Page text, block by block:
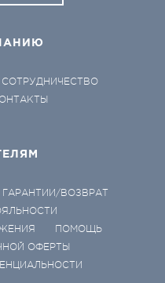
СОТРУДНИЧЕСТВО
ГАРАНТИИ/ВОЗВРАТ
ПОМОЩЬ
ОФЕРТЫ